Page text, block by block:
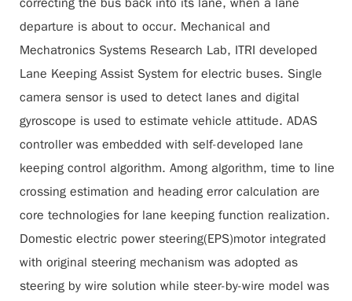
correcting the bus back into its lane, when a lane
departure is about to occur. Mechanical and
Mechatronics Systems Research Lab, ITRI developed
Lane Keeping Assist System for electric buses. Single
camera sensor is used to detect lanes and digital
gyroscope is used to estimate vehicle attitude. ADAS
controller was embedded with self-developed lane
keeping control algorithm. Among algorithm, time to line
crossing estimation and heading error calculation are
core technologies for lane keeping function realization.
Domestic electric power steering(EPS)motor integrated
with original steering mechanism was adopted as
steering by wire solution while steer-by-wire model was